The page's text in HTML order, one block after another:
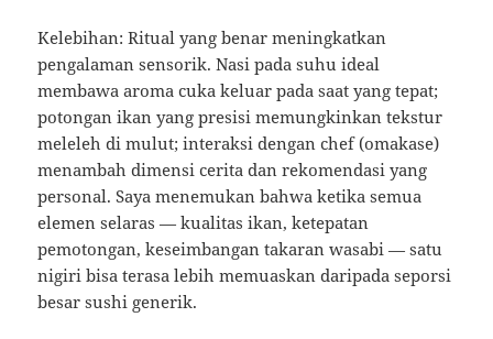
Kelebihan: Ritual yang benar meningkatkan
pengalaman sensorik. Nasi pada suhu ideal
membawa aroma cuka keluar pada saat yang tepat;
potongan ikan yang presisi memungkinkan tekstur
meleleh di mulut; interaksi dengan chef (omakase)
menambah dimensi cerita dan rekomendasi yang
personal. Saya menemukan bahwa ketika semua
elemen selaras — kualitas ikan, ketepatan
pemotongan, keseimbangan takaran wasabi — satu
nigiri bisa terasa lebih memuaskan daripada seporsi
besar sushi generik.